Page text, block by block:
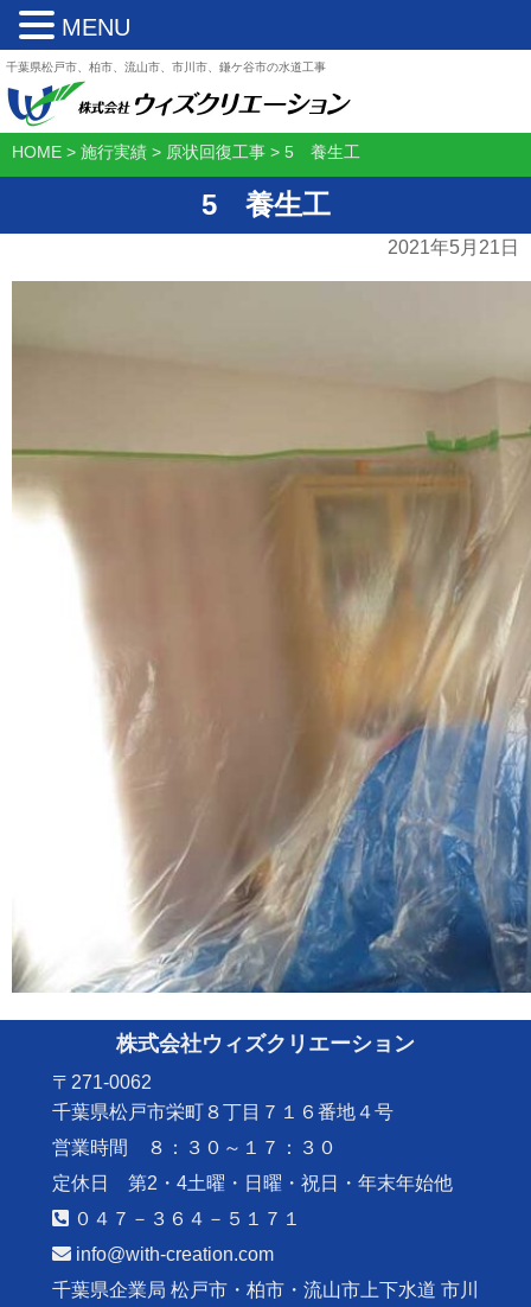
千葉県松戸市、柏市、流山市、市川市、鎌ケ谷市の水道工事
HOME > 施行実績 > 原状回復工事 > 5 養生工
5 養生工
2021年5月21日
MENU
株式会社ウィズクリエーション
〒271-0062
千葉県松戸市栄町８丁目７１６番地４号
営業時間 ８：３０～１７：３０
定休日 第2・4土曜・日曜・祝日・年末年始他
０４７－３６４－５１７１
info@with-creation.com
千葉県企業局 松戸市・柏市・流山市上下水道 市川